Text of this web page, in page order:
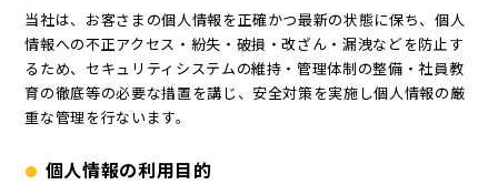
当社は、お客さまの個人情報を正確かつ最新の状態に保ち、個人
情報への不正アクセス・紛失・破損・改ざん・漏洩などを防止す
るため、セキュリティシステムの維持・管理体制の整備・社員教
育の徹底等の必要な措置を講じ、安全対策を実施し個人情報の厳
重な管理を行ないます。
個人情報の利用目的